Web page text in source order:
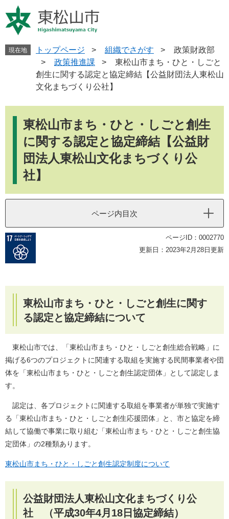
ー
ジ
ニ
ュ
現在地 トップページ > 組織でさがす >
政策財政部
>
政策推進課 >
東松山市まち・ひと・しごと
創生に関する認定と協定締結【公益財団法人東松山
文化まちづくり公社】
東松山市まち・ひと・しごと創生
に関する認定と協定締結【公益財
団法人東松山文化まちづくり公
社】
ページ内目次
ページID：0002770
更新日：2023年2月28日更新
東松山市まち・ひと・しごと創生に関す
る認定と協定締結について
東松山市では、「東松山市まち・ひと・しごと創生総合戦略」に
掲げる6つのプロジェクトに関連する取組を実施する民間事業者や団
体を「東松山市まち・ひと・しごと創生認定団体」として認定しま
す。
認定は、各プロジェクトに関連する取組を事業者が単独で実施す
る「東松山市まち・ひと・しごと創生応援団体」と、市と協定を締
結して協働で事業に取り組む「東松山市まち・ひと・しごと創生協
定団体」の2種類あります。
東松山市まち・ひと・しごと創生認定制度について
公益財団法人東松山文化まちづくり公
社 （平成30年4月18日協定締結）